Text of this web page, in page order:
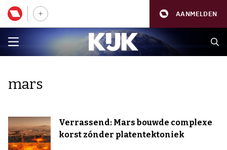
AANMELDEN
mars
Verrassend: Mars bouwde complexe
korst zónder platentektoniek